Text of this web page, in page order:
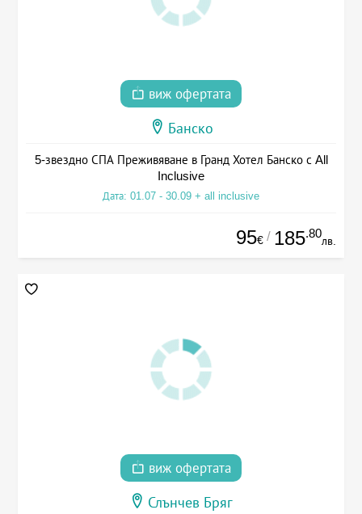
виж офертата
Банско
5-звездно СПА Преживяване в Гранд Хотел Банско с All
Inclusive
Дата: 01.07 - 30.09 + all inclusive
95€ / 185.80
лв.
виж офертата
Слънчев Бряг